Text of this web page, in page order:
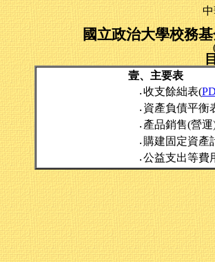
國立政治大學校務
壹、主要表
‧收支餘絀表(
‧ 資產負債平衡
‧ 產品銷售(營
‧ 購建固定資產
‧公益支出等費